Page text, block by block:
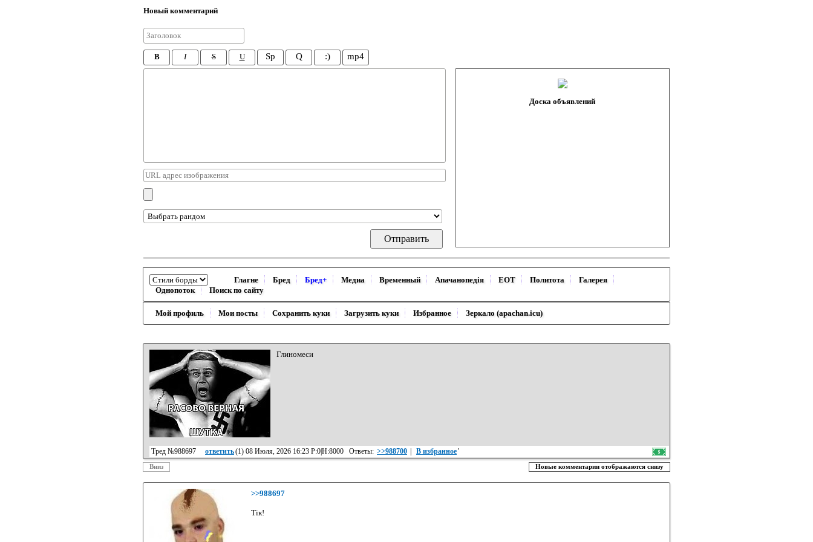
Новый комментарий
B I S U Sp Q :) mp4
Доска объявлений
Глагне Бред Бред+ Медиа Временный Апачанопедiя ЕОТ Политота
Галерея
Однопоток
Поиск по сайту
Мой профиль Мои посты Сохранить куки Загрузить куки Избранное Зеркало (apachan.icu)
Глиномеси
Тред №988697 ответить(1) 08 Июля, 2026 16:23 Р:0|Н:8000 Ответы: >>988700 В избранное'
Вниз Новые комментарии отображаются снизу
>>988697
Tiк!